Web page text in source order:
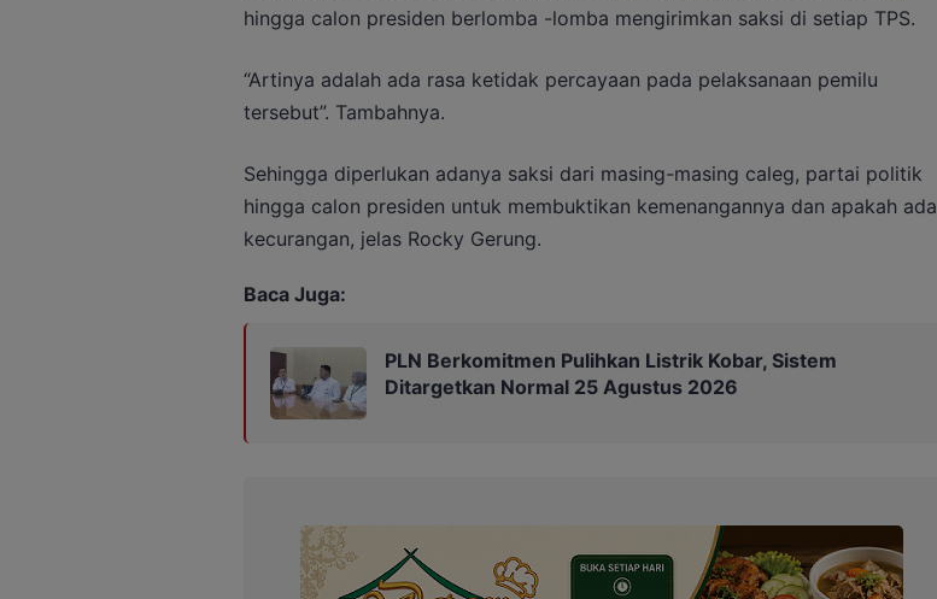
hingga calon presiden berlomba -lomba mengirimkan saksi di setiap TPS.
“Artinya adalah ada rasa ketidak percayaan pada pelaksanaan pemilu
tersebut”. Tambahnya.
Sehingga diperlukan adanya saksi dari masing-masing caleg, partai politik
hingga calon presiden untuk membuktikan kemenangannya dan apakah ada
kecurangan, jelas Rocky Gerung.
Baca Juga:
PLN Berkomitmen Pulihkan Listrik Kobar, Sistem
Ditargetkan Normal 25 Agustus 2026